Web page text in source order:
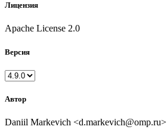
Лицензия
Apache License 2.0
Версия
Автор
Daniil Markevich <d.markevich@omp.ru>